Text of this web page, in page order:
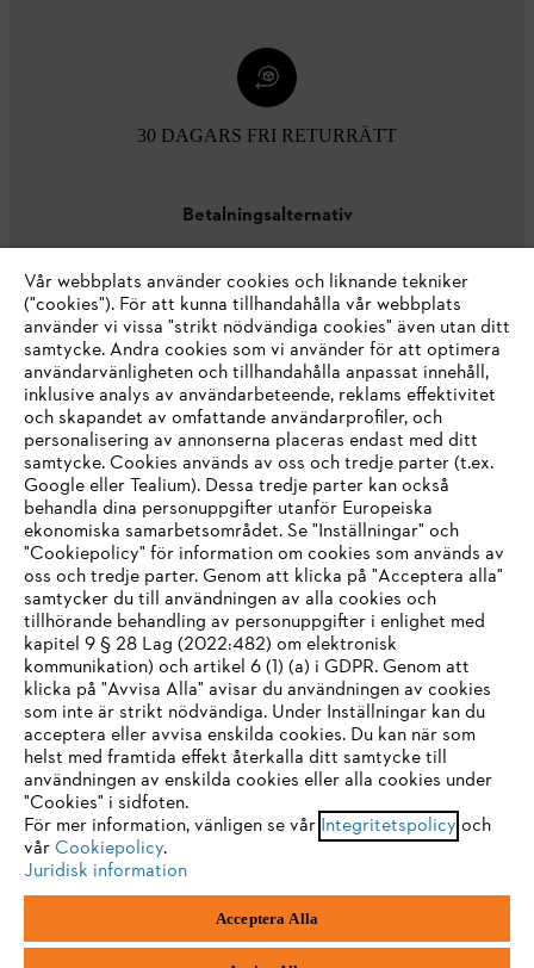
30 DAGARS FRI RETURRÄTT
Betalningsalternativ
Företaget
STIHL FAQ
Service
Allmänna villkor och bestämmelser
Integritetspolicy
Juridisk information
Box 3062
IHR BROWSER WIRD NICHT
UNTERSTÜTZT
Sie nutzen einen Browser, den wir noch nicht unterstützen. Für
eine optimale Nutzung unserer Seite empfehlen wir Ihnen, zu
einem der folgenden Browser zu wechseln:
Firefox Chrome
Vår webbplats använder cookies och liknande tekniker
("cookies"). För att kunna tillhandahålla vår webbplats
använder vi vissa "strikt nödvändiga cookies" även utan ditt
samtycke. Andra cookies som vi använder för att optimera
användarvänligheten och tillhandahålla anpassat innehåll,
inklusive analys av användarbeteende, reklams effektivitet
och skapandet av omfattande användarprofiler, och
personalisering av annonserna placeras endast med ditt
samtycke. Cookies används av oss och tredje parter (t.ex.
Google eller Tealium). Dessa tredje parter kan också
behandla dina personuppgifter utanför Europeiska
ekonomiska samarbetsområdet. Se "Inställningar" och
"Cookiepolicy" för information om cookies som används av
oss och tredje parter. Genom att klicka på "Acceptera alla"
samtycker du till användningen av alla cookies och
tillhörande behandling av personuppgifter i enlighet med
kapitel 9 § 28 Lag (2022:482) om elektronisk
kommunikation) och artikel 6 (1) (a) i GDPR. Genom att
klicka på "Avvisa Alla" avisar du användningen av cookies
som inte är strikt nödvändiga. Under Inställningar kan du
acceptera eller avvisa enskilda cookies. Du kan när som
helst med framtida effekt återkalla ditt samtycke till
användningen av enskilda cookies eller alla cookies under
"Cookies" i sidfoten.
För mer information, vänligen se vår Integritetspolicy och
vår Cookiepolicy.
Juridisk information
Acceptera Alla